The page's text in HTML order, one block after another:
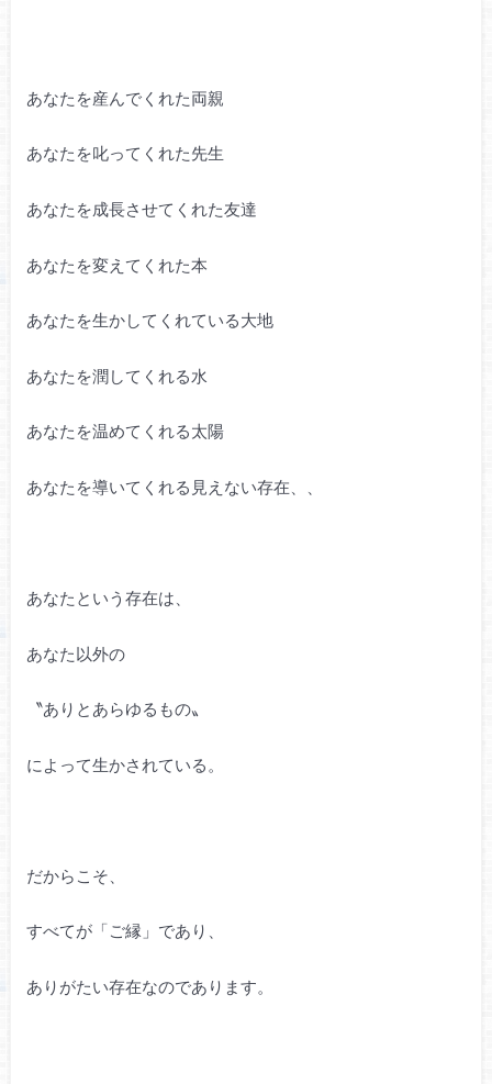
あなたを産んでくれた両親
あなたを叱ってくれた先生
あなたを成長させてくれた友達
あなたを変えてくれた本
あなたを生かしてくれている大地
あなたを潤してくれる水
あなたを温めてくれる太陽
あなたを導いてくれる見えない存在、、
あなたという存在は、
あなた以外の
〝ありとあらゆるもの〟
によって生かされている。
だからこそ、
すべてが「ご縁」であり、
ありがたい存在なのであります。